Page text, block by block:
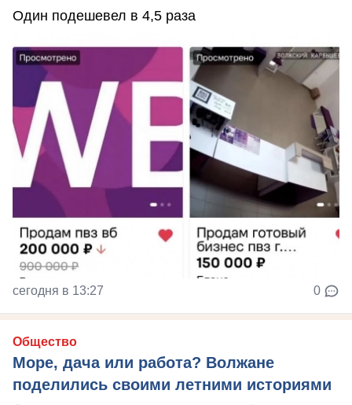
Один подешевел в 4,5 раза
сегодня в 13:27 0
Общество
Море, дача или работа? Волжане
поделились своими летними историями